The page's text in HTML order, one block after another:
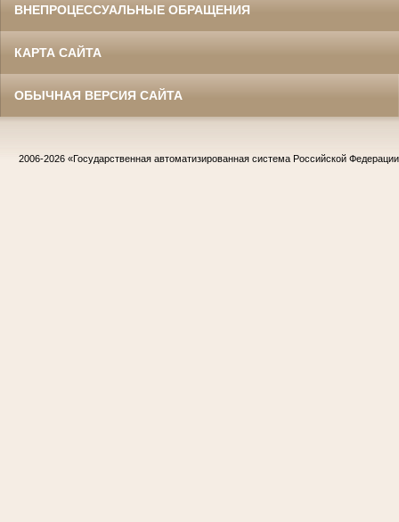
ВНЕПРОЦЕССУАЛЬНЫЕ ОБРАЩЕНИЯ
КАРТА САЙТА
ОБЫЧНАЯ ВЕРСИЯ САЙТА
2006-2026 «Государственная автоматизированная система Российской